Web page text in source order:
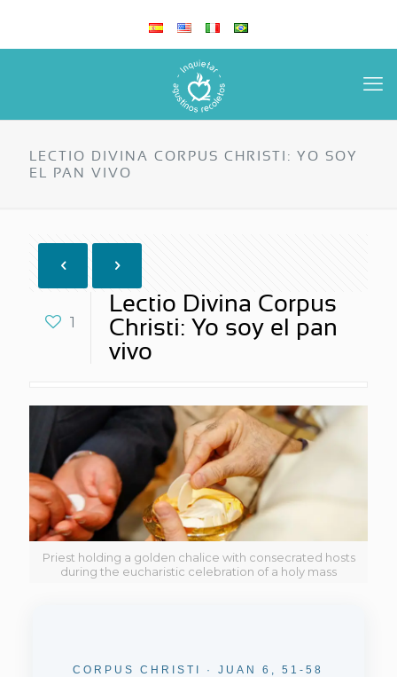
LECTIO DIVINA CORPUS CHRISTI: YO SOY
EL PAN VIVO
1
Lectio Divina Corpus
Christi: Yo soy el pan
vivo
Priest holding a golden chalice with consecrated hosts
during the eucharistic celebration of a holy mass
CORPUS CHRISTI · JUAN 6, 51-58